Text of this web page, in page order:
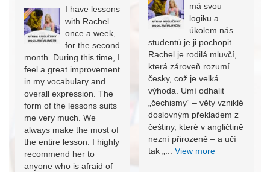
I have lessons
with Rachel
once a week,
for the second
month. During this time, I
feel a great improvement
in my vocabulary and
overall expression. The
form of the lessons suits
me very much. We
always make the most of
the entire lesson. I highly
recommend her to
anyone who is afraid of
má svou
logiku a
úkolem nás
studentů je ji pochopit.
Rachel je rodilá mluvčí,
která zároveň rozumí
česky, což je velká
výhoda. Umí odhalit
„čechismy“ – věty vzniklé
doslovným překladem z
češtiny, které v angličtině
nezní přirozeně – a učí
tak „...View more